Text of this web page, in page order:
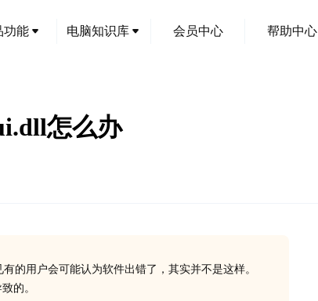
功能 电脑知识库 会员中心 帮助中心
怎么办
的用户会可能认为软件出错了，其实并不是这样。
的。